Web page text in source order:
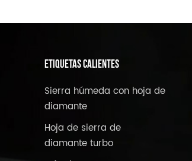
ETIQUETAS CALIENTES
Sierra húmeda con hoja de
diamante
Hoja de sierra de
diamante turbo